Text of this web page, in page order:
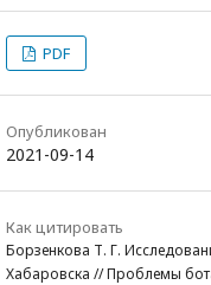
PDF
Опубликован
2021-09-14
Как цитировать
Борзенкова Т. Г.
Хабаровска // Проблемы